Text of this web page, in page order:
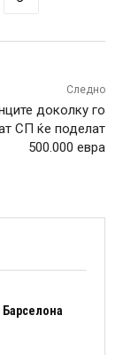
Следно
доколку го
СП ќе поделат
500.000 евра